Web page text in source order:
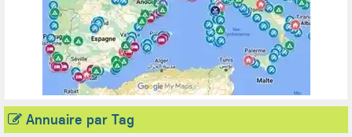
Annuaire par Tag